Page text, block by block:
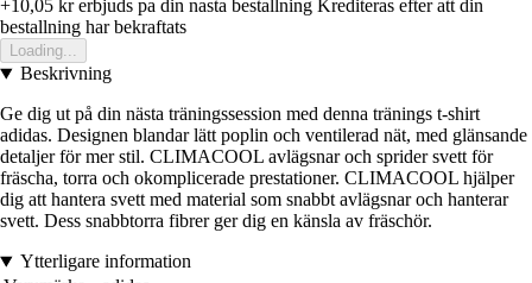
+10,05 krerbjuds pa din nasta bestallning Krediteras efter att din
bestallning har bekraftats
Loading...
Beskrivning
Ge dig ut på din nästa träningssession med denna tränings t-shirt
adidas. Designen blandar lätt poplin och ventilerad nät, med glänsande
detaljer för mer stil. CLIMACOOL avlägsnar och sprider svett för
fräscha, torra och okomplicerade prestationer. CLIMACOOL hjälper
dig att hantera svett med material som snabbt avlägsnar och hanterar
svett. Dess snabbtorra fibrer ger dig en känsla av fräschör.
Ytterligare information